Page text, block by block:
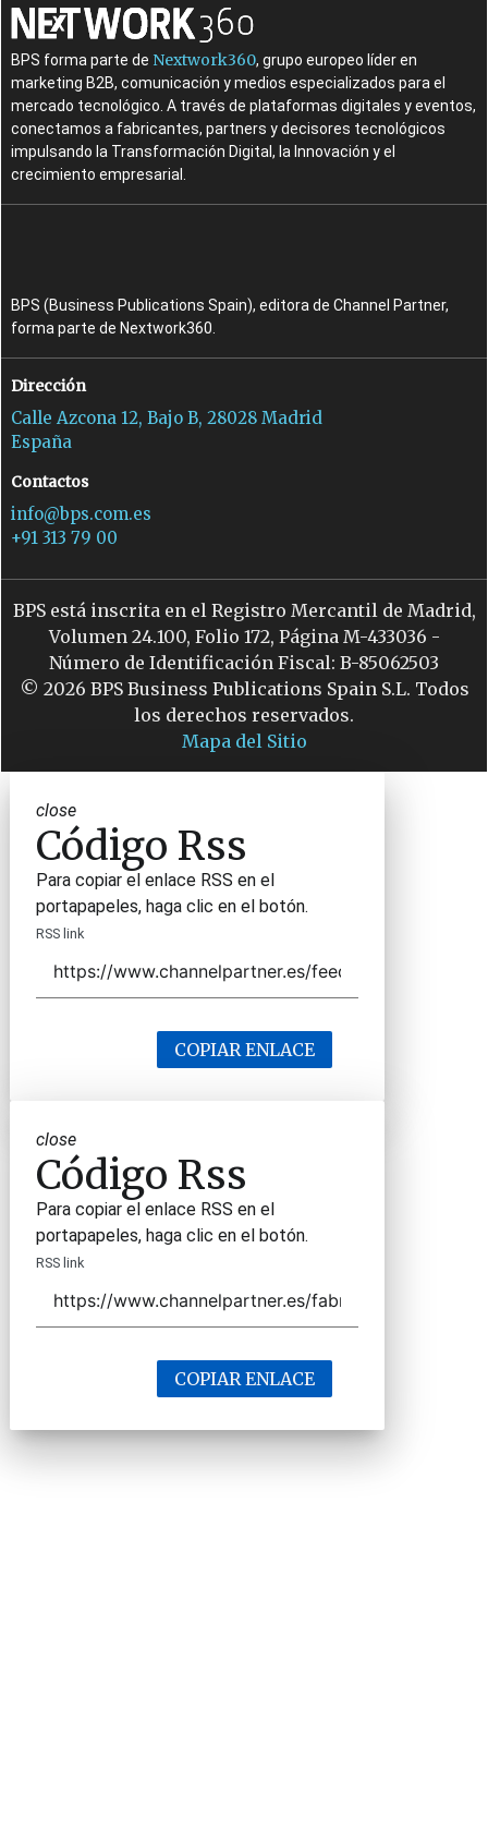
BPS forma parte de Nextwork360, grupo europeo líder en
marketing B2B, comunicación y medios especializados para el
mercado tecnológico. A través de plataformas digitales y eventos,
conectamos a fabricantes, partners y decisores tecnológicos
impulsando la Transformación Digital, la Innovación y el
crecimiento empresarial.
BPS (Business Publications Spain), editora de Channel Partner,
forma parte de Nextwork360.
Dirección
Calle Azcona 12, Bajo B, 28028 Madrid
España
Contactos
info@bps.com.es
+91 313 79 00
BPS está inscrita en el Registro Mercantil de Madrid,
Volumen 24.100, Folio 172, Página M-433036 -
Número de Identificación Fiscal: B-85062503
© 2026 BPS Business Publications Spain S.L. Todos
los derechos reservados.
Mapa del Sitio
close
Código Rss
Para copiar el enlace RSS en el
portapapeles, haga clic en el botón.
RSS link
COPIAR ENLACE
close
Código Rss
Para copiar el enlace RSS en el
portapapeles, haga clic en el botón.
RSS link
COPIAR ENLACE